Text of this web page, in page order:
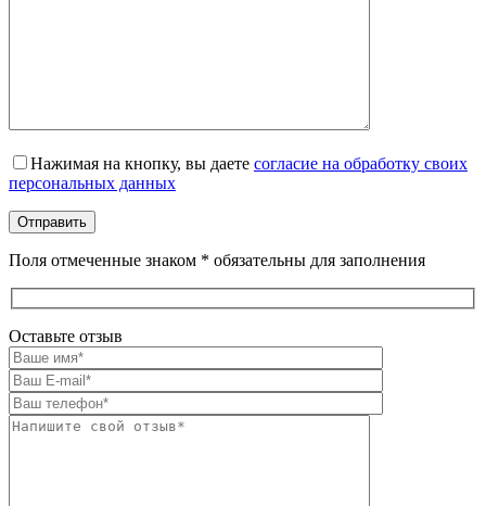
Нажимая на кнопку, вы даете согласие на обработку своих
персональных данных
Поля отмеченные знаком * обязательны для заполнения
Оставьте отзыв